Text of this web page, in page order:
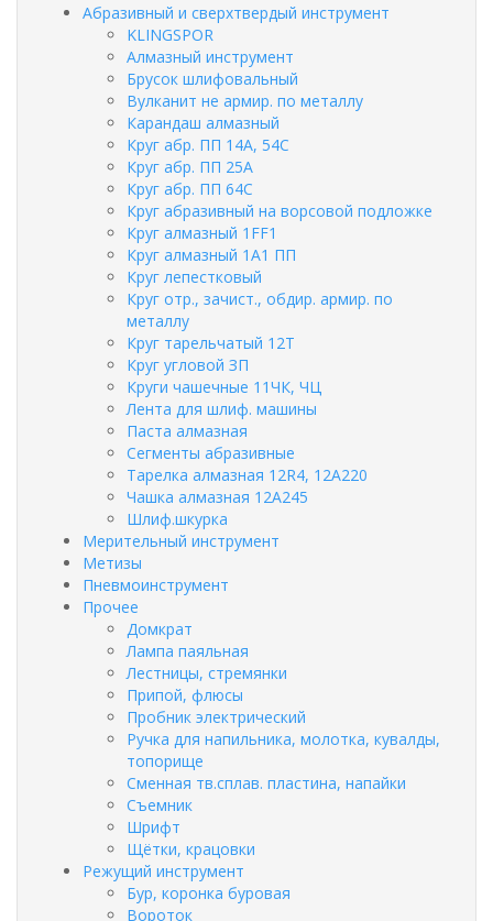
Абразивный и сверхтвердый инструмент
KLINGSPOR
Алмазный инструмент
Брусок шлифовальный
Вулканит не армир. по металлу
Карандаш алмазный
Круг абр. ПП 14А, 54С
Круг абр. ПП 25А
Круг абр. ПП 64С
Круг абразивный на ворсовой подложке
Круг алмазный 1FF1
Круг алмазный 1А1 ПП
Круг лепестковый
Круг отр., зачист., обдир. армир. по
металлу
Круг тарельчатый 12Т
Круг угловой ЗП
Круги чашечные 11ЧК, ЧЦ
Лента для шлиф. машины
Паста алмазная
Сегменты абразивные
Тарелка алмазная 12R4, 12А220
Чашка алмазная 12А245
Шлиф.шкурка
Мерительный инструмент
Метизы
Пневмоинструмент
Прочее
Домкрат
Лампа паяльная
Лестницы, стремянки
Припой, флюсы
Пробник электрический
Ручка для напильника, молотка, кувалды,
топорище
Сменная тв.сплав. пластина, напайки
Съемник
Шрифт
Щётки, крацовки
Режущий инструмент
Бур, коронка буровая
Вороток